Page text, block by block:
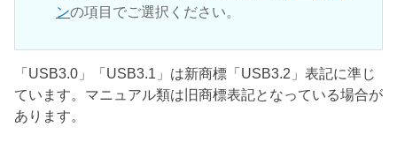
ンの項目でご選択ください。
「USB3.0」「USB3.1」は新商標「USB3.2」表記に準じ
ています。マニュアル類は旧商標表記となっている場合が
あります。